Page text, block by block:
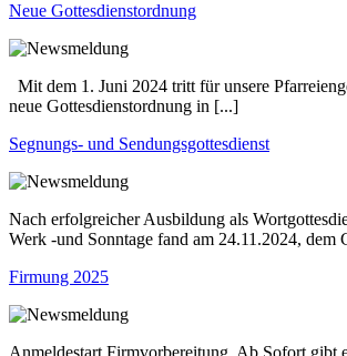
Neue Gottesdienstordnung
Mit dem 1. Juni 2024 tritt für unsere
neue Gottesdienstordnung in [...]
Segnungs- und Sendungsgottesdienst
Nach erfolgreicher Ausbildung als
Werk -und Sonntage fand am 24.11.2024, dem
Firmung 2025